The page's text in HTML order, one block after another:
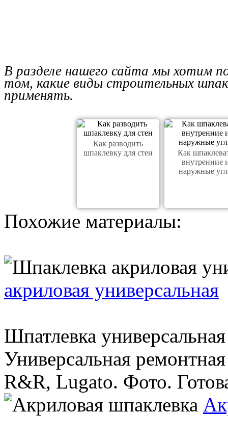
В разделе нашего сайта мы хотим
том, какие виды строительных
применять.
Как разводить
шпаклевку для стен
Как
внутренние
наружные
Похожие материалы:
акриловая универсальная
Шпатлевка
Универсальная
R&R, Lugato. Фото.